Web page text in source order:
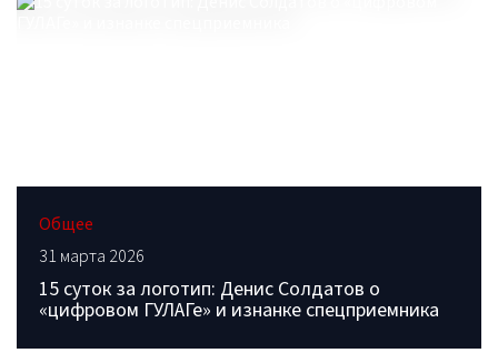
Общее
31 марта 2026
15 суток за логотип: Денис Солдатов о
«цифровом ГУЛАГе» и изнанке спецприемника